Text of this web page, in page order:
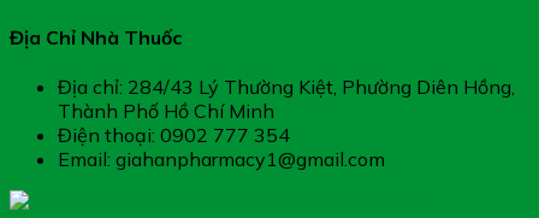
Địa Chỉ Nhà Thuốc
Địa chỉ: 284/43 Lý Thường Kiệt, Phường Diên Hồng,
Thành Phố Hồ Chí Minh
Điện thoại: 0902 777 354
Email: giahanpharmacy1@gmail.com